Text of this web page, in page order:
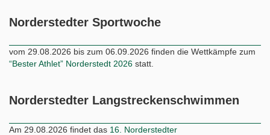
Norderstedter Sportwoche
vom 29.08.2026 bis zum 06.09.2026 finden die Wettkämpfe zum
“Bester Athlet” Norderstedt 2026 statt.
Norderstedter Langstreckenschwimmen
Am 29.08.2026 findet das 16. Norderstedter